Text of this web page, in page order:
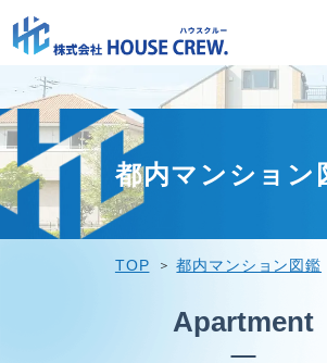
都内マンション
TOP 都内マンション図鑑
Apartment